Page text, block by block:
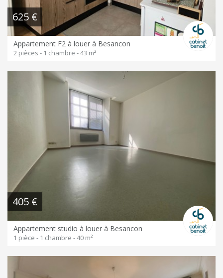
625 €
Appartement F2 à louer à Besancon
2 pièces - 1 chambre - 43 m²
405 €
Appartement studio à louer à Besancon
1 pièce - 1 chambre - 40 m²